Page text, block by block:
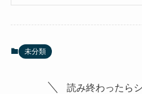
未分類
読み終わったら